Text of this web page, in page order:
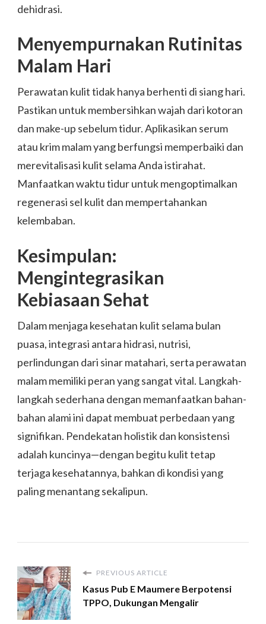
dehidrasi.
Menyempurnakan Rutinitas
Malam Hari
Perawatan kulit tidak hanya berhenti di siang hari.
Pastikan untuk membersihkan wajah dari kotoran
dan make-up sebelum tidur. Aplikasikan serum
atau krim malam yang berfungsi memperbaiki dan
merevitalisasi kulit selama Anda istirahat.
Manfaatkan waktu tidur untuk mengoptimalkan
regenerasi sel kulit dan mempertahankan
kelembaban.
Kesimpulan:
Mengintegrasikan
Kebiasaan Sehat
Dalam menjaga kesehatan kulit selama bulan
puasa, integrasi antara hidrasi, nutrisi,
perlindungan dari sinar matahari, serta perawatan
malam memiliki peran yang sangat vital. Langkah-
langkah sederhana dengan memanfaatkan bahan-
bahan alami ini dapat membuat perbedaan yang
signifikan. Pendekatan holistik dan konsistensi
adalah kuncinya—dengan begitu kulit tetap
terjaga kesehatannya, bahkan di kondisi yang
paling menantang sekalipun.
PREVIOUS ARTICLE
Kasus Pub E Maumere Berpotensi
TPPO, Dukungan Mengalir